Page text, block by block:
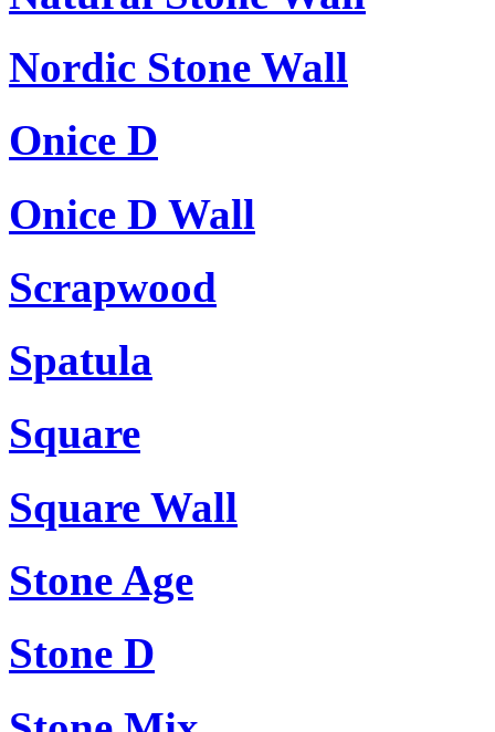
Nordic Stone Wall
Onice D
Onice D Wall
Scrapwood
Spatula
Square
Square Wall
Stone Age
Stone D